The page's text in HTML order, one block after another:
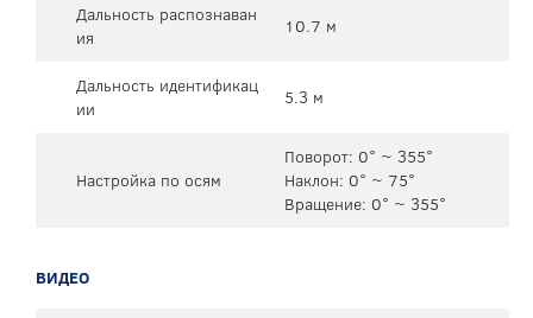
Дальность распознаван
ия
10.7 м
Дальность идентификац
ии
5.3 м
Настройка по осям
Поворот: 0° ~ 355°
Наклон: 0° ~ 75°
Вращение: 0° ~ 355°
ВИДЕО